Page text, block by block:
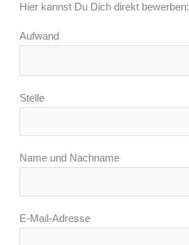
Hier kannst Du Dich direkt bewerben:
Aufwand
Stelle
Name und Nachname
E-Mail-Adresse